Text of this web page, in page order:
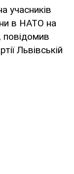
учасників
в НАТО на
повідомив
Львівській